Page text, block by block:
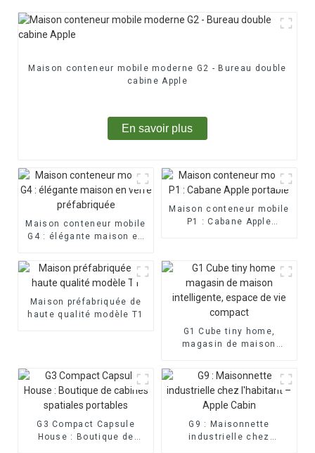
Maison conteneur mobile moderne G2 - Bureau double
cabine Apple
En savoir plus
Maison conteneur mobile
G4 : élégante maison en
Maison conteneur mobile
P1 : Cabane Apple
Maison préfabriquée de
haute qualité modèle T1
G1 Cube tiny home,
magasin de maison
vie compact
G3 Compact Capsule
House : Boutique de
G9 : Maisonnette
industrielle chez